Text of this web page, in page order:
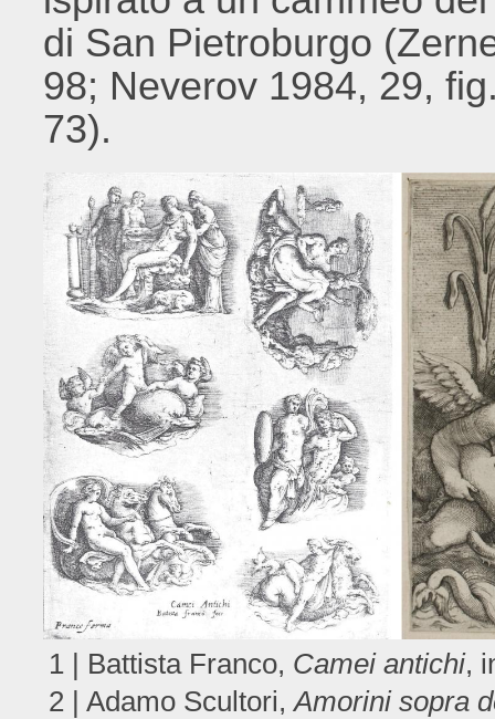
di San Pietroburgo
98; Neverov 1984, 29,
73).
1 | Battista Franco, Camei antichi,
2 | Adamo Scultori,Amorini sopra